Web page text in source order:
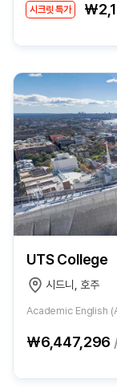
시크릿 특가
UTS College
시드니, 호주
Academic English
₩6,447,296